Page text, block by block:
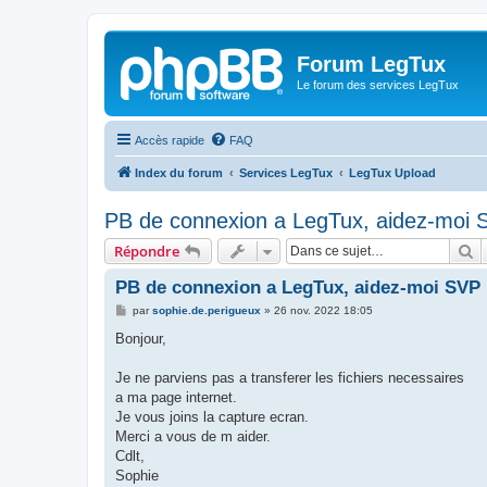
Forum LegTux
Le forum des services LegTux
Accès rapide FAQ
Index du forum Services LegTux LegTux Upload
PB de connexion a LegTux, aidez-moi
Répondre
PB de connexion a LegTux, aidez-moi SVP
M
s
g
parsophie.de.perigueux » 26 nov. 2022 18:05
Bonjour,
Je ne parviens pas a transferer les fichiers necessaires
a ma page internet.
Je vous joins la capture ecran.
Merci a vous de m aider.
Cdlt,
Sophie